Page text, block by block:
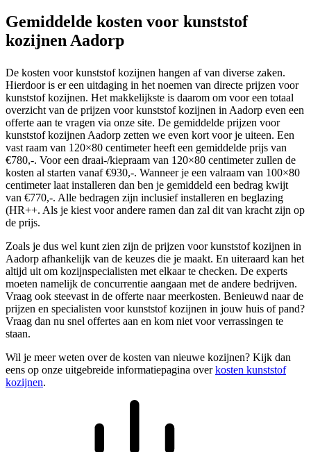
Gemiddelde kosten voor kunststof
kozijnen Aadorp
De kosten voor kunststof kozijnen hangen af van diverse zaken.
Hierdoor is er een uitdaging in het noemen van directe prijzen voor
kunststof kozijnen. Het makkelijkste is daarom om voor een totaal
overzicht van de prijzen voor kunststof kozijnen in Aadorp even een
offerte aan te vragen via onze site. De gemiddelde prijzen voor
kunststof kozijnen Aadorp zetten we even kort voor je uiteen. Een
vast raam van 120×80 centimeter heeft een gemiddelde prijs van
€780,-. Voor een draai-/kiepraam van 120×80 centimeter zullen de
kosten al starten vanaf €930,-. Wanneer je een valraam van 100×80
centimeter laat installeren dan ben je gemiddeld een bedrag kwijt
van €770,-. Alle bedragen zijn inclusief installeren en beglazing
(HR++. Als je kiest voor andere ramen dan zal dit van kracht zijn op
de prijs.
Zoals je dus wel kunt zien zijn de prijzen voor kunststof kozijnen in
Aadorp afhankelijk van de keuzes die je maakt. En uiteraard kan het
altijd uit om kozijnspecialisten met elkaar te checken. De experts
moeten namelijk de concurrentie aangaan met de andere bedrijven.
Vraag ook steevast in de offerte naar meerkosten. Benieuwd naar de
prijzen en specialisten voor kunststof kozijnen in jouw huis of pand?
Vraag dan nu snel offertes aan en kom niet voor verrassingen te
staan.
Wil je meer weten over de kosten van nieuwe kozijnen? Kijk dan
eens op onze uitgebreide informatiepagina overkosten kunststof
kozijnen.